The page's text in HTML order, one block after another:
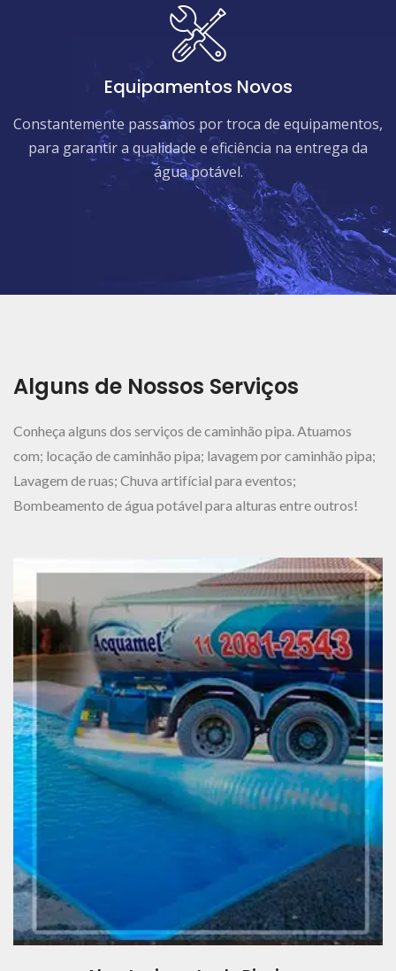
Equipamentos Novos
Constantemente passamos por troca de equipamentos,
para garantir a qualidade e eficiência na entrega da
água potável.
Alguns de Nossos Serviços
Conheça alguns dos serviços de caminhão pipa. Atuamos
com; locação de caminhão pipa; lavagem por caminhão pipa;
Lavagem de ruas; Chuva artifícial para eventos;
Bombeamento de água potável para alturas entre outros!